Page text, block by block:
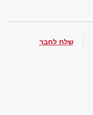
שלח לחבר